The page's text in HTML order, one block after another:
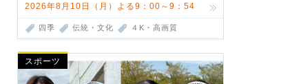
2026年8月10日（月）よる9：00～9：54
四季 伝統・文化 ４K・高画質
スポーツ